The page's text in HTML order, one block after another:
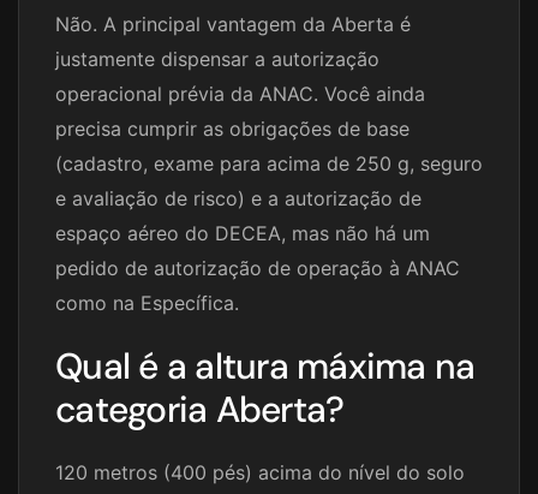
Não. A principal vantagem da Aberta é
justamente dispensar a autorização
operacional prévia da ANAC. Você ainda
precisa cumprir as obrigações de base
(cadastro, exame para acima de 250 g, seguro
e avaliação de risco) e a autorização de
espaço aéreo do DECEA, mas não há um
pedido de autorização de operação à ANAC
como na Específica.
Qual é a altura máxima na
categoria Aberta?
120 metros (400 pés) acima do nível do solo